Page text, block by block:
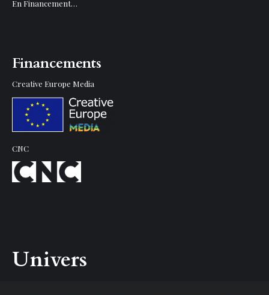
En Financement…
Financements
Creative Europe Media
CNC
Univers